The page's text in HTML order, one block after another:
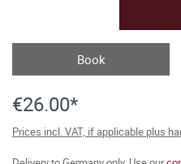
Book
€26.00*
Prices incl. VAT, if applicable plus